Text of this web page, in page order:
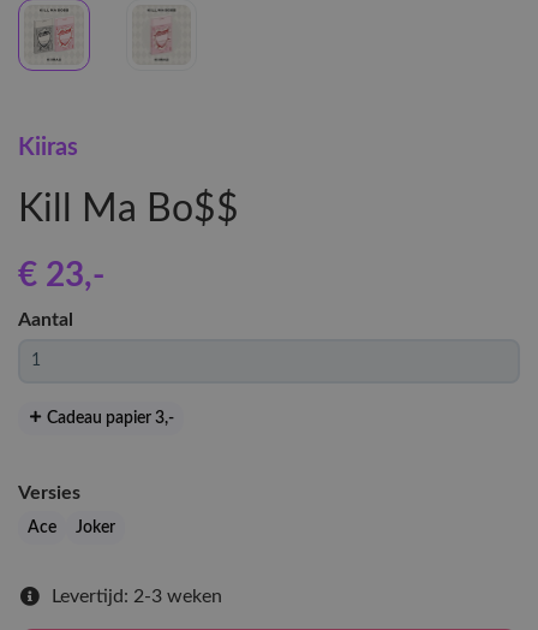
Kiiras
Kill Ma Bo$$
€ 23,-
Aantal
Cadeau papier 3,-
Versies
Ace Joker
Levertijd: 2-3 weken